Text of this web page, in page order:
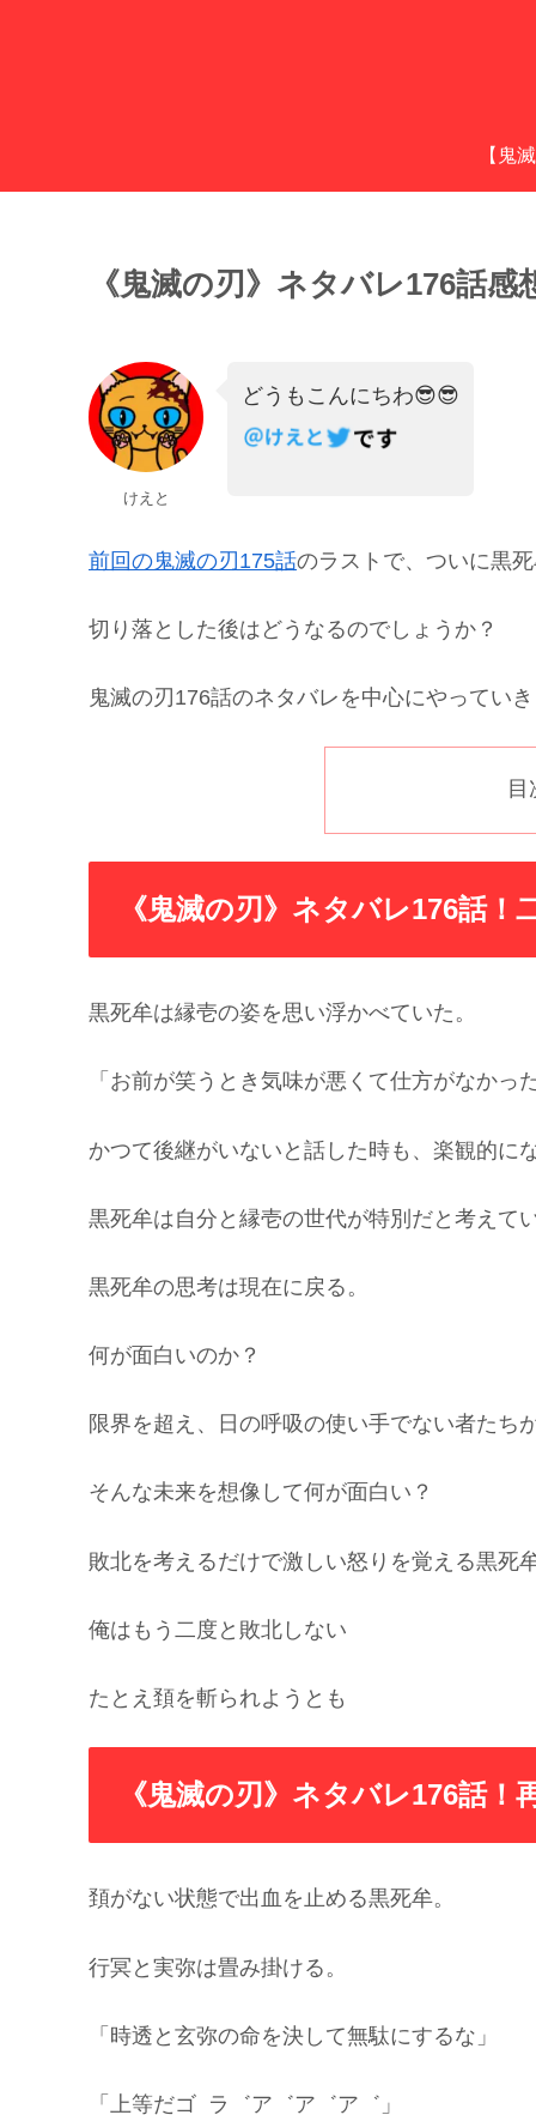
【鬼
《鬼滅の刃》ネタバレ176話感
けえと
どうもこんにちわ😎😎
前回の鬼滅の刃175話のラストで、ついに黒
切り落とした後はどうなるのでしょうか？
鬼滅の刃176話のネタバレを中心にやってい
目
《鬼滅の刃》ネタバレ176話！
黒死牟は縁壱の姿を思い浮かべていた。
「お前が笑うとき気味が悪くて仕方がなかっ
かつて後継がいないと話した時も、楽観的に
黒死牟は自分と縁壱の世代が特別だと考えて
黒死牟の思考は現在に戻る。
何が面白いのか？
限界を超え、日の呼吸の使い手でない者たち
そんな未来を想像して何が面白い？
敗北を考えるだけで激しい怒りを覚える黒死
俺はもう二度と敗北しない
たとえ頚を斬られようとも
《鬼滅の刃》ネタバレ176話！
頚がない状態で出血を止める黒死牟。
行冥と実弥は畳み掛ける。
「時透と玄弥の命を決して無駄にするな」
「上等だゴ ラ゛ア゛ア゛ア゛」